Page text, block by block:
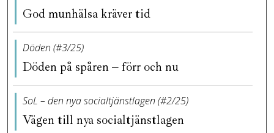
God munhälsa kräver tid
Döden (#3/25)
Döden på spåren – förr och nu
SoL – den nya socialtjänstlagen (#2/25)
Vägen till nya socialtjänstlagen